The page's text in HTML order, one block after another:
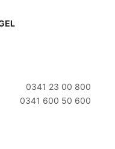
0341 23 00 800
0341 600 50 600